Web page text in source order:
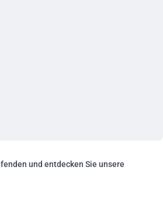
und entdecken Sie unsere